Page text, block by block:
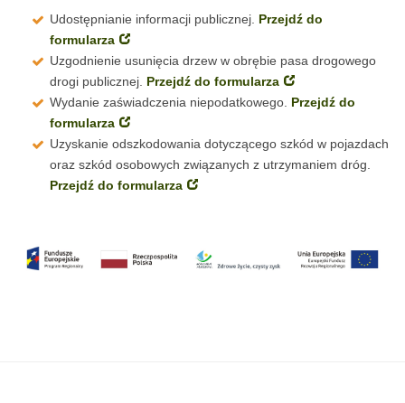
Udostępnianie informacji publicznej. Przejdź do
formularza
Uzgodnienie usunięcia drzew w obrębie pasa drogowego
drogi publicznej. Przejdź do formularza
Wydanie zaświadczenia niepodatkowego. Przejdź do
formularza
Uzyskanie odszkodowania dotyczącego szkód w pojazdach
oraz szkód osobowych związanych z utrzymaniem dróg.
Przejdź do formularza